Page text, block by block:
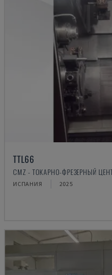
TTL66
CMZ - ТОКАРНО-ФРЕЗЕРНЫЙ
ИСПАНИЯ 2025